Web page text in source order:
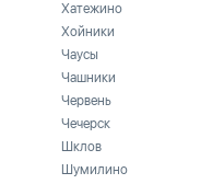
Хатежино
Хойники
Чаусы
Чашники
Червень
Чечерск
Шклов
Шумилино